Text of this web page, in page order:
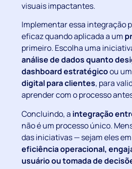
visuais impactantes.
Implementar essa integração
eficaz quando aplicada a um
primeiro. Escolha uma
análise de dados quanto
dashboard estratégicoou
digital para clientes, para
aprender com o processo
Concluindo, a integração
não é um processo único.
das iniciativas — sejam eles
eficiência operacional,
usuário ou tomada de